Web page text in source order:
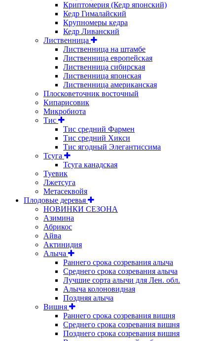
Криптомерия (Кедр японский)
Кедр Гималайский
Крупномеры кедра
Кедр Ливанский
Лиственница
Лиственница на штамбе
Лиственница европейская
Лиственница сибирская
Лиственница японская
Лиственница американская
Плосковеточник восточный
Кипарисовик
Микробиота
Тис
Тис средний Фармен
Тис средний Хикси
Тис ягодный Элегантиссима
Тсуга
Тсуга канадская
Туевик
Лжетсуга
Метасеквойя
Плодовые деревья
НОВИНКИ СЕЗОНА
Азимина
Абрикос
Айва
Актинидия
Алыча
Раннего срока созревания алыча
Среднего срока созревания алыча
Лучшие сорта алычи для Лен. обл.
Алыча колоновидная
Поздняя алыча
Вишня
Раннего срока созревания вишня
Среднего срока созревания вишня
Позднего срока созревания вишня